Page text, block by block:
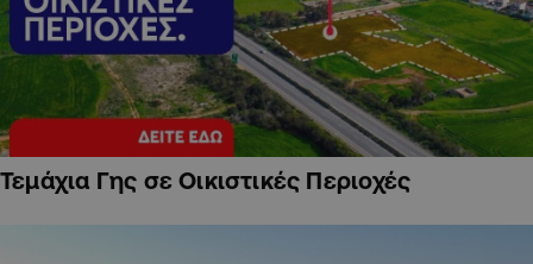
Τεμάχια Γης σε Οικιστικές Περιοχές